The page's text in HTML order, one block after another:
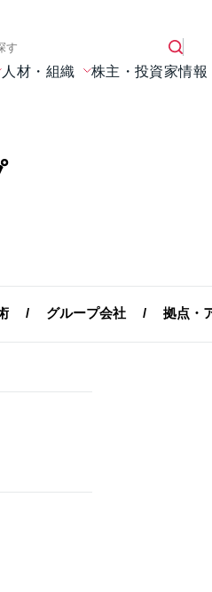
人材・組織 株主・投資家情報
グループ会社 拠点・